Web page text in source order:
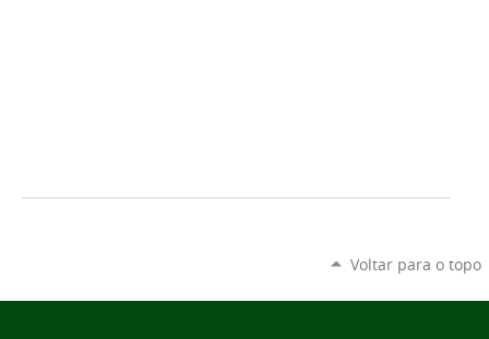
Voltar para o topo